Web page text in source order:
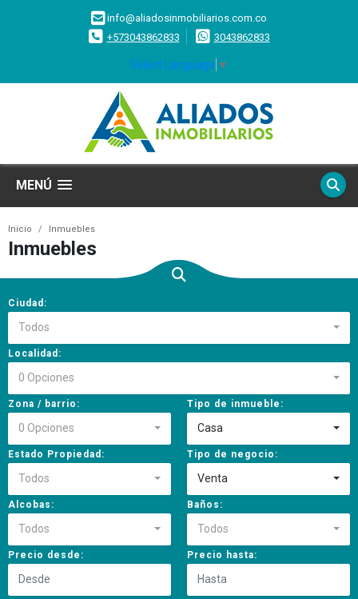
info@aliadosinmobiliarios.com.co
+573043862833
3043862833
Select Language ▼
MENÚ
Inicio Inmuebles
Inmuebles
Ciudad:
Todos
Localidad:
0 Opciones
Zona / barrio:
0 Opciones
Tipo de inmueble:
Casa
Estado Propiedad:
Todos
Tipo de negocio:
Venta
Alcobas:
Todos
Baños:
Todos
Precio desde: Precio hasta: